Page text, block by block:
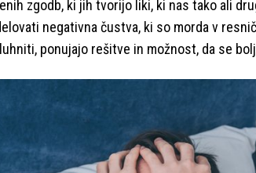
zgodb, ki jih tvorijo liki, ki nas tako ali
negativna čustva, ki so morda v
ponujajo rešitve in možnost, da se